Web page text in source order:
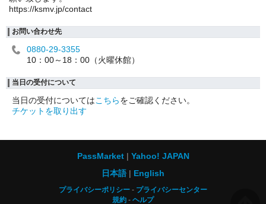
https://ksmv.jp/contact
お問い合わせ先
0880-29-3355
10：00～18：00（火曜休館）
当日の受付について
当日の受付についてはこちらをご確認ください。
チケットを取り出す
PassMarket
Yahoo! JAPAN
日本語
English
プライバシーポリシー
プライバシーセンター
規約
ヘルプ